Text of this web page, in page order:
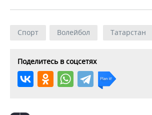
Спорт Волейбол Татарстан
Поделитесь в соцсетях